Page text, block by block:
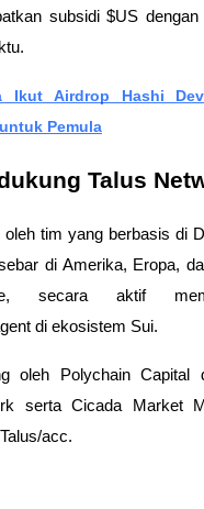
subsidi $US
Ikut Airdrop Hashi
Pemula
Talus
oleh tim yang berbasis di
di Amerika, Eropa,
secara aktif
di ekosistem Sui.
oleh Polychain Capital
serta Cicada Market
acc.